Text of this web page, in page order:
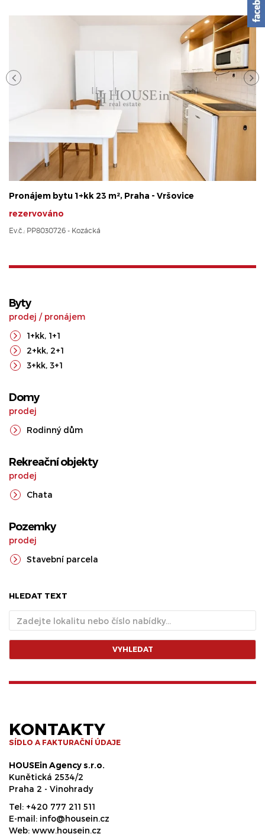
Pronájem bytu 1+kk 23 m², Praha - Vršovice
rezervováno
Ev.č.: PP8030726 - Kozácká
Byty
prodej / pronájem
1+kk, 1+1
2+kk, 2+1
3+kk, 3+1
Domy
prodej
Rodinný dům
Rekreační objekty
prodej
Chata
Pozemky
prodej
Stavební parcela
HLEDAT TEXT
VYHLEDAT
KONTAKTY
SÍDLO A FAKTURAČNÍ ÚDAJE
HOUSEin Agency s.r.o.
Kunětická 2534/2
Praha 2 - Vinohrady
Tel: +420 777 211 511
E-mail: info@housein.cz
Web: www.housein.cz